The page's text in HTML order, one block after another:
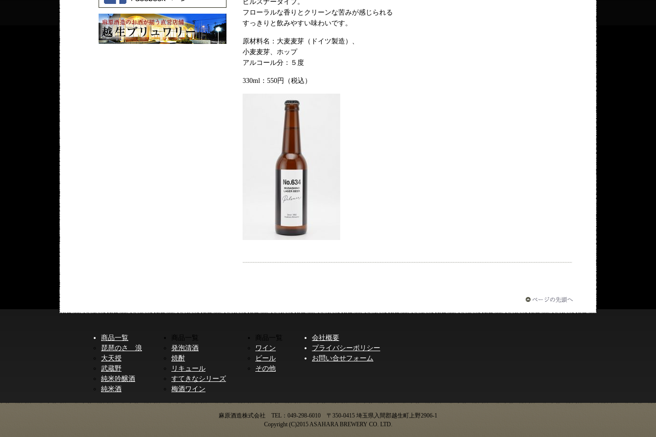
ピルスナータイプ。
フローラルな香りとクリーンな苦みが感じられる
すっきりと飲みやすい味わいです。
原材料名：大麦麦芽（ドイツ製造）、
小麦麦芽、ホップ
アルコール分：５度
330ml：550円（税込）
商品一覧
琵琶のさゝ浪
大天授
武蔵野
純米吟醸酒
純米酒
商品一覧
発泡清酒
焼酎
リキュール
すてきなシリーズ
梅酒ワイン
商品一覧
ワイン
ビール
その他
会社概要
プライバシーポリシー
お問い合せフォーム
麻原酒造株式会社 TEL：049-298-6010 〒350-0415 埼玉県入間郡越生町上野2906-1
Copyright (C)2015 ASAHARA BREWERY CO. LTD.